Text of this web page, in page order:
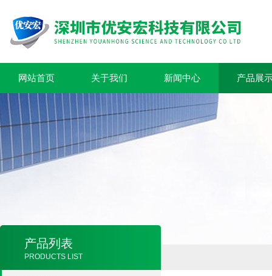
网站首页 关于我们 新闻中心 产品展
产品列表
PRODUCTS LIST